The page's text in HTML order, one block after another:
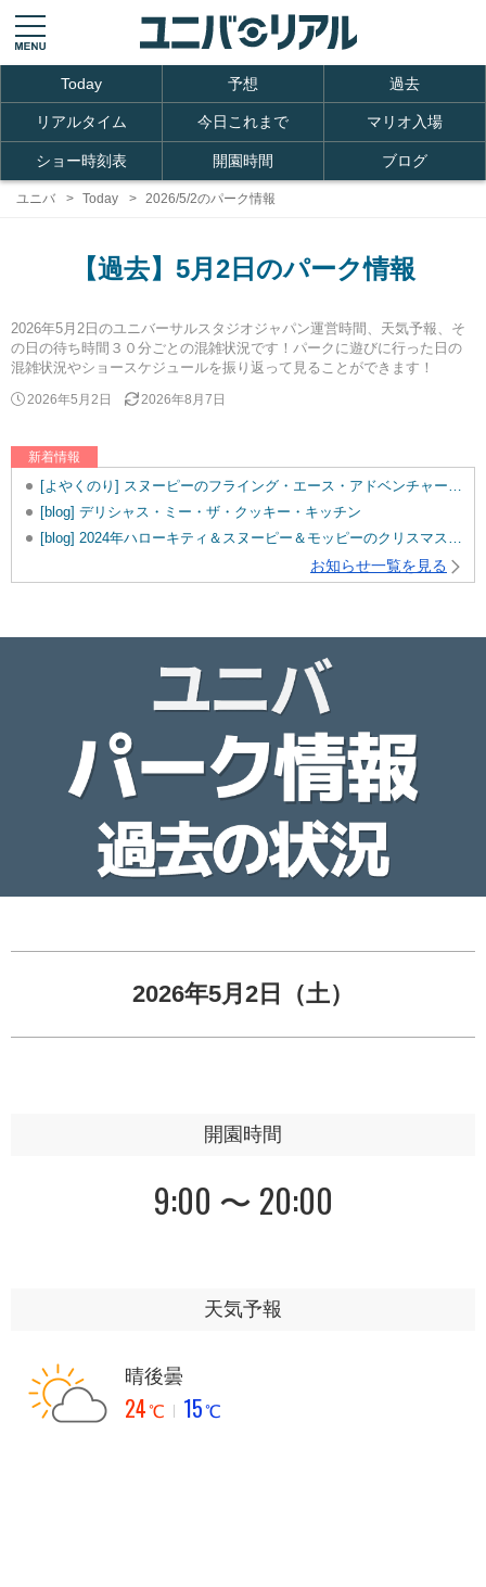
Today 予想 過去
リアルタイム 今日これまで マリオ入場
ショー時刻表 開園時間 ブログ
ユニバ Today 2026/5/2のパーク情報
【過去】5月2日のパーク情報
2026年5月2日のユニバーサルスタジオジャパン運営時間、天気予報、そ
の日の待ち時間３０分ごとの混雑状況です！パークに遊びに行った日の
混雑状況やショースケジュールを振り返って見ることができます！
2026年5月2日 2026年8月7日
新着情報
[よやくのり] スヌーピーのフライング・エース・アドベンチャーを追加しました。
[blog] デリシャス・ミー・ザ・クッキー・キッチン
[blog] 2024年ハローキティ＆スヌーピー＆モッピーのクリスマスグッズ♡
お知らせ一覧を見る
2026年5月2日（土）
開園時間
9:00 〜 20:00
天気予報
晴後曇
24℃ 15℃